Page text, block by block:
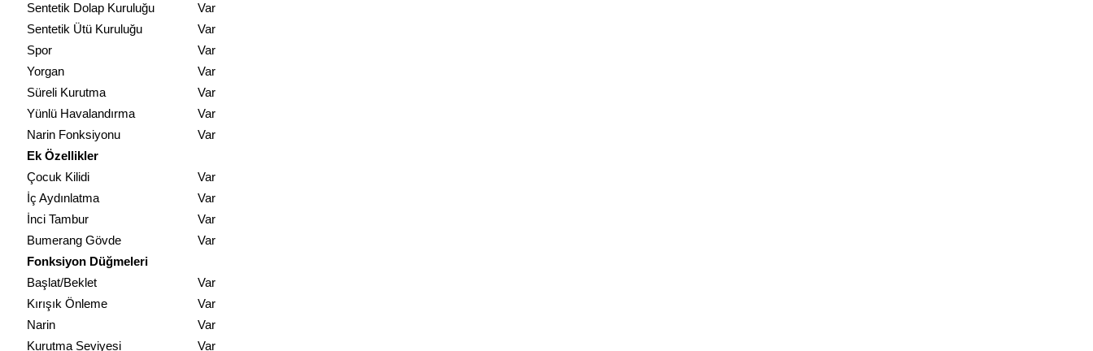
Sentetik Dolap Kuruluğu
Var
Sentetik Ütü Kuruluğu
Var
Spor
Var
Yorgan
Var
Süreli Kurutma
Var
Yünlü Havalandırma
Var
Narin Fonksiyonu
Var
Ek Özellikler
Çocuk Kilidi
Var
İç Aydınlatma
Var
İnci Tambur
Var
Bumerang Gövde
Var
Fonksiyon Düğmeleri
Başlat/Beklet
Var
Kırışık Önleme
Var
Narin
Var
Kurutma Seviyesi
Var